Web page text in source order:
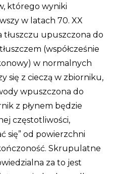
którego wyniki
w latach 70. XX
upuszczona do
(współcześnie
w normalnych
się z cieczą w zbiorniku,
wpuszczona do
z płynem będzie
częstotliwości,
się” od powierzchni
Skrupulatne
za to jest